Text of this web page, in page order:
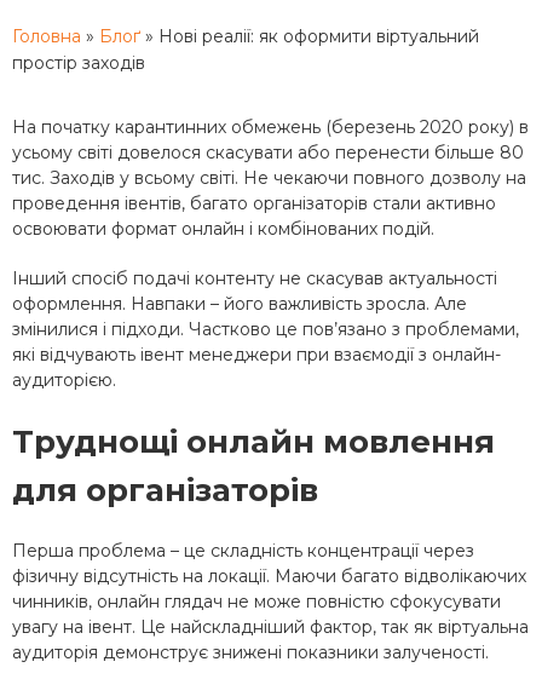
Головна » Блоґ » Нові реалії: як оформити віртуальний
простір заходів
На початку карантинних обмежень (березень 2020 року) в
усьому світі довелося скасувати або перенести більше 80
тис. Заходів у всьому світі. Не чекаючи повного дозволу на
проведення івентів, багато організаторів стали активно
освоювати формат онлайн і комбінованих подій.
Інший спосіб подачі контенту не скасував актуальності
оформлення. Навпаки – його важливість зросла. Але
змінилися і підходи. Частково це пов’язано з проблемами,
які відчувають івент менеджери при взаємодії з онлайн-
аудиторією.
Труднощі онлайн мовлення
для організаторів
Перша проблема – це складність концентрації через
фізичну відсутність на локації. Маючи багато відволікаючих
чинників, онлайн глядач не може повністю сфокусувати
увагу на івент. Це найскладніший фактор, так як віртуальна
аудиторія демонструє знижені показники залученості.